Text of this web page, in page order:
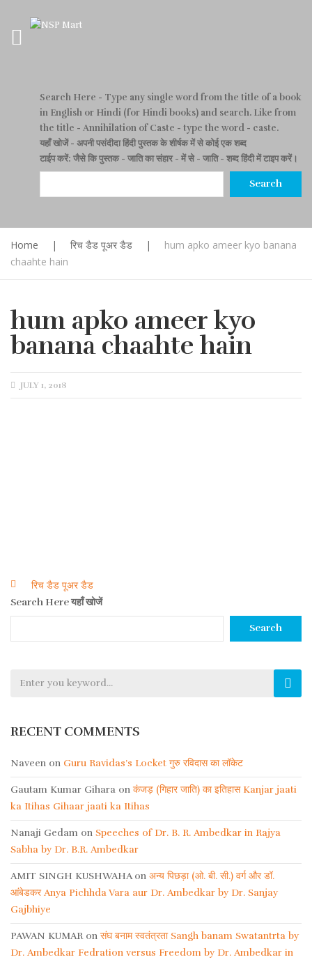
Search Here - Type any single word from the title of a book
in English or Hindi (for Hindi books) and search. Like from
the title - Annihilation of Caste - type the word - caste.
यहाँ खोजें- अपनी पसंदीदा हिंदी पुस्तक के शीर्षक में से कोई एक शब्द
टाईप करें: जैसे कि पुस्तक - जाति का संहार - में से - जाति - शब्द हिंदी में टाइप करें।
Search
Home | रिच डैड पूअर डैड |
hum apko ameer kyo banana
chaahte hain
hum apko ameer kyo
banana chaahte hain
POSTED
ON
JULY 1, 2018
Post
navigation
रिच डैड पूअर डैड
Search Here यहाँ खोजें
Search
RECENT COMMENTS
Naveen on Guru Ravidas’s Locket गुरु रविदास का लॉकेट
Gautam Kumar Gihara on कंजड़ (गिहार जाति) का इतिहास Kanjar jaati
ka Itihas Gihaar jaati ka Itihas
Nanaji Gedam on Speeches of Dr. B. R. Ambedkar in Rajya
Sabha by Dr. B.R. Ambedkar
AMIT SINGH KUSHWAHAon अन्य पिछड़ा (ओ. बी. सी.) वर्ग और डॉ.
आंबेडकर Anya Pichhda Vara aur Dr. Ambedkar by Dr. Sanjay
Gajbhiye
PAWAN KUMARon संघ बनाम स्वतंत्रता Sangh banam Swatantrta by
Dr. Ambedkar Fedration versus Freedom by Dr. Ambedkar in